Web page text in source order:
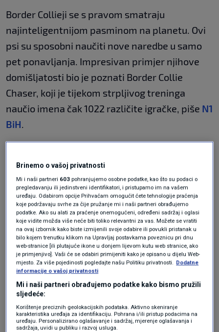
Border Collieji se s pravom smatraju
najinteligentnijom pasminom na planetu. Ovi
psi su sposobni naučiti nove naredbe u samo
pet ponavljanja. Impresivan primjer njihove
domišljatosti bio je poznati Border Collie
Chaser, koji je tijekom strpljivog treninga
naučio imena čak 1022 različite igračke, piše N1
BiH.
aktivnost i intenzivnu mentalnu stimulaciju.
Zanimljivo je da ako Border Collie osjeti
tjeskobu ili višak energije, pokušat će "okupiti"
druge kućne ljubimce, pa čak i članove obitelji,
tretirajući ih kao stado.
Brinemo o vašoj privatnosti
Mi i naši partneri 603 pohranjujemo osobne podatke, kao što su podaci o
pregledavanju ili jedinstveni identifikatori, i pristupamo im na vašem
uređaju. Odabirom opcije Prihvaćam omogućit ćete tehnologije praćenja
koje podržavaju svrhe za čije pružanje mi i naši partneri obrađujemo
podatke. Ako su alati za praćenje onemogućeni, određeni sadržaj i oglasi
koje vidite možda više neće biti toliko relevantni za vas. Možete se vratiti
na ovaj izbornik kako biste izmijenili svoje odabire ili povukli pristanak u
bilo kojem trenutku klikom na Upravljaj postavkama poveznicu pri dnu
web-stranice [ili plutajuće ikone u donjem lijevom kutu web stranice, ako
je primjenjivo]. Vaši će se odabiri primijeniti kako je opisano u dijelu Web-
mjesto. Za više pojedinosti pogledajte našu Politiku privatnosti. Dodatne
informacije o vašoj privatnosti
Mi i naši partneri obrađujemo podatke kako bismo pružili
sljedeće:
Korištenje preciznih geolokacijskih podataka. Aktivno skeniranje
karakteristika uređaja za identifikaciju. Pohrana i/ili pristup podacima na
uređaju. Personalizirano oglašavanje i sadržaj, mjerenje oglašavanja i
sadržaja, uvidi u publiku i razvoj usluga.